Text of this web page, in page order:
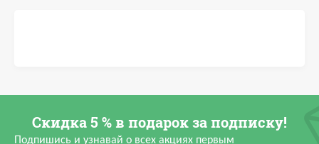
Скидка 5 % в подарок за подписку!
Подпишись и узнавай о всех акциях первым